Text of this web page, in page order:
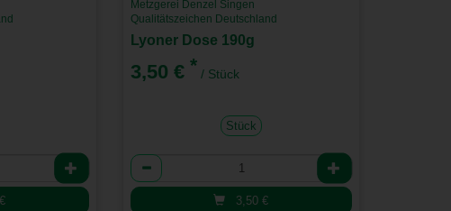
€
Metzgerei Denzel Singen
Qualitätszeichen Deutschland
Lyoner Dose 190g
3,50 €* / Stück
Stück
Anzahl
3,50€